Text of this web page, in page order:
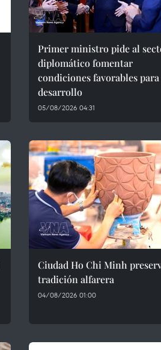
Primer ministro pide al
diplomático fomentar
condiciones favorables para
desarrollo
05/08/2026 04:31
Ciudad Ho Chi Minh
tradición alfarera
04/08/2026 01:00